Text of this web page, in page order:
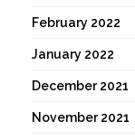
February 2022
January 2022
December 2021
November 2021